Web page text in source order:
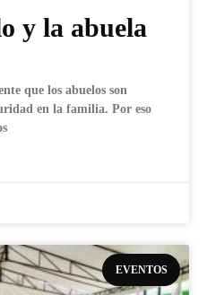
y la abuela
que los abuelos son
en la familia. Por eso
EVENTOS